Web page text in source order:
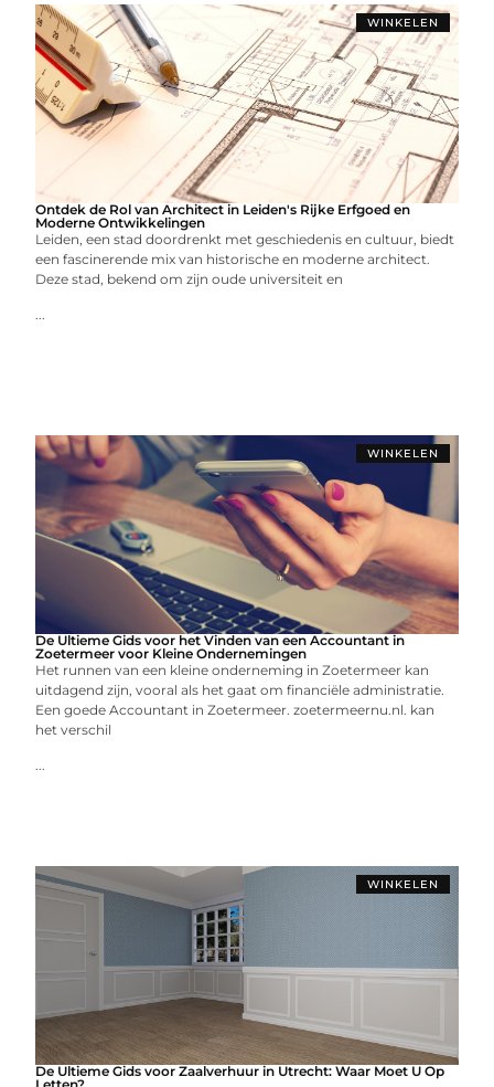
WINKELEN
Ontdek de Rol van Architect in Leiden's Rijke Erfgoed en
Moderne Ontwikkelingen
Leiden, een stad doordrenkt met geschiedenis en cultuur, biedt
een fascinerende mix van historische en moderne architect.
Deze stad, bekend om zijn oude universiteit en
...
WINKELEN
De Ultieme Gids voor het Vinden van een Accountant in
Zoetermeer voor Kleine Ondernemingen
Het runnen van een kleine onderneming in Zoetermeer kan
uitdagend zijn, vooral als het gaat om financiële administratie.
Een goede Accountant in Zoetermeer. zoetermeernu.nl. kan
het verschil
...
WINKELEN
De Ultieme Gids voor Zaalverhuur in Utrecht: Waar Moet U Op